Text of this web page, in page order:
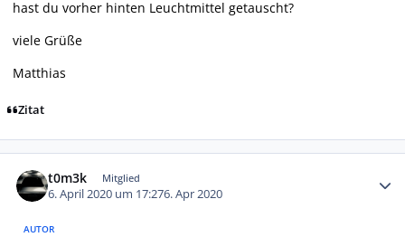
hast du vorher hinten Leuchtmittel getauscht?
viele Grüße
Matthias
Zitat
t0m3k Mitglied
6. April 2020 um 17:276. Apr 2020
AUTOR